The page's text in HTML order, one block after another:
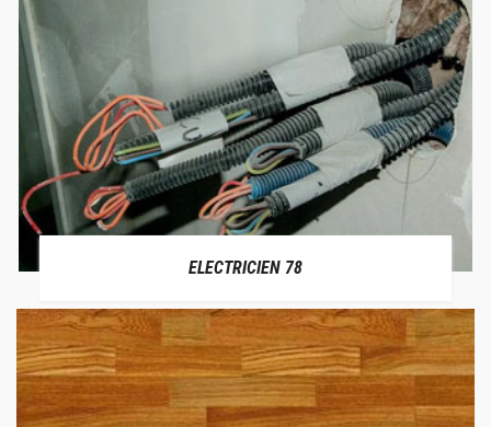
ELECTRICIEN 78